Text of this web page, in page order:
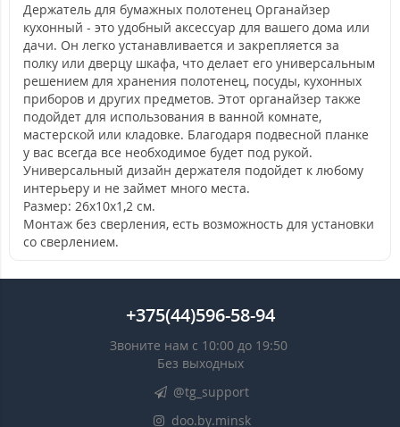
Держатель для бумажных полотенец Органайзер
кухонный - это удобный аксессуар для вашего дома или
дачи. Он легко устанавливается и закрепляется за
полку или дверцу шкафа, что делает его универсальным
решением для хранения полотенец, посуды, кухонных
приборов и других предметов. Этот органайзер также
подойдет для использования в ванной комнате,
мастерской или кладовке. Благодаря подвесной планке
у вас всегда все необходимое будет под рукой.
Универсальный дизайн держателя подойдет к любому
интерьеру и не займет много места.
Размер: 26x10x1,2 см.
Монтаж без сверления, есть возможность для установки
со сверлением.
+375(44)596-58-94
Звоните нам с 10:00 до 19:50
Без выходных
@tg_support
doo.by.minsk